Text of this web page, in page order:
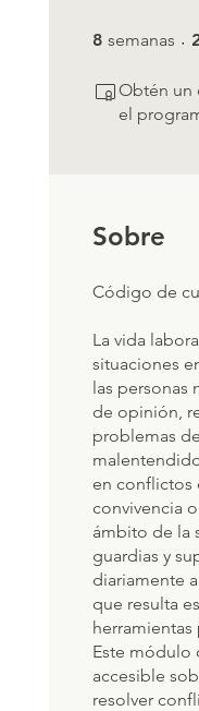
8 semanas 8
Obtén un
el
Sobre
Código de
La vida
situaciones
las personas
de opinión,
problemas
en conflictos
convivencia
ámbito de la
guardias y
diariamente
que resulta
herramientas
Este módulo
accesible
resolver